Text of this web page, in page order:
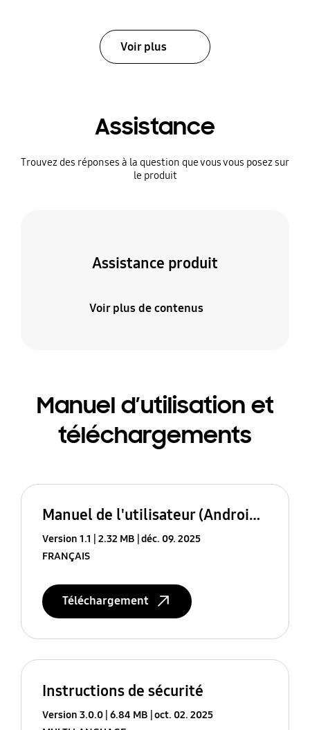
Voir plus
Assistance
Trouvez des réponses à la question que vous vous posez sur
le produit
Assistance produit
Voir plus de contenus
Manuel d’utilisation et
téléchargements
Manuel de l'utilisateur (Android 16)
Version 1.1 2.32 MB déc. 09. 2025
FRANÇAIS
Téléchargement
Instructions de sécurité
Version 3.0.0 6.84 MB oct. 02. 2025